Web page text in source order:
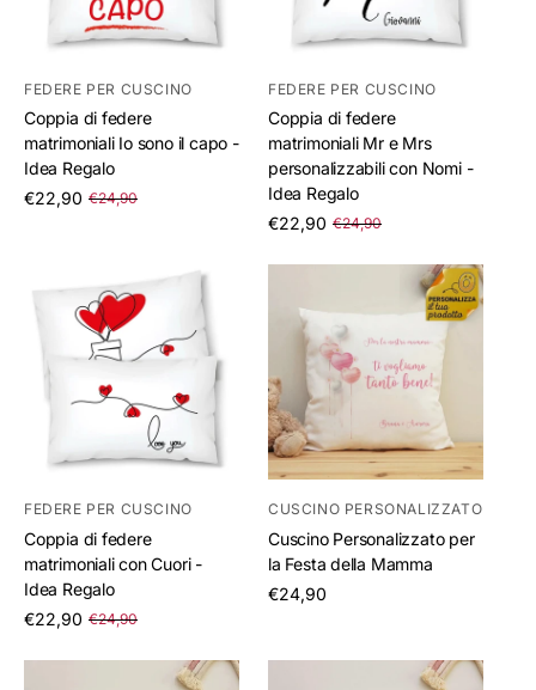
FEDERE PER CUSCINO
Coppia di federe
matrimoniali Io sono il capo -
Idea Regalo
€22,90 €24,90
/
FEDERE PER CUSCINO
Coppia di federe
matrimoniali Mr e Mrs
personalizzabili con Nomi -
Idea Regalo
€22,90 €24,90
/
FEDERE PER CUSCINO
Coppia di federe
matrimoniali con Cuori -
Idea Regalo
€22,90 €24,90
/
CUSCINO PERSONALIZZATO
Cuscino Personalizzato per
la Festa della Mamma
€24,90
/